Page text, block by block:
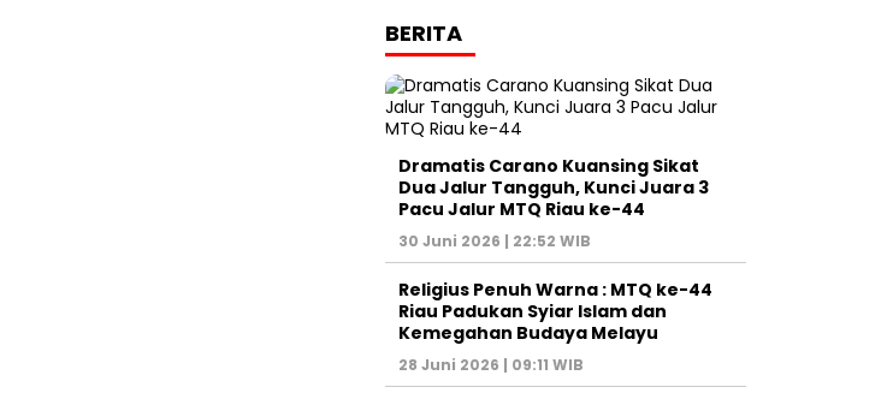
BERITA
Dramatis Carano Kuansing Sikat
Dua Jalur Tangguh, Kunci Juara 3
Pacu Jalur MTQ Riau ke-44
30 Juni 2026 | 22:52 WIB
Religius Penuh Warna : MTQ ke-44
Riau Padukan Syiar Islam dan
Kemegahan Budaya Melayu
28 Juni 2026 | 09:11 WIB